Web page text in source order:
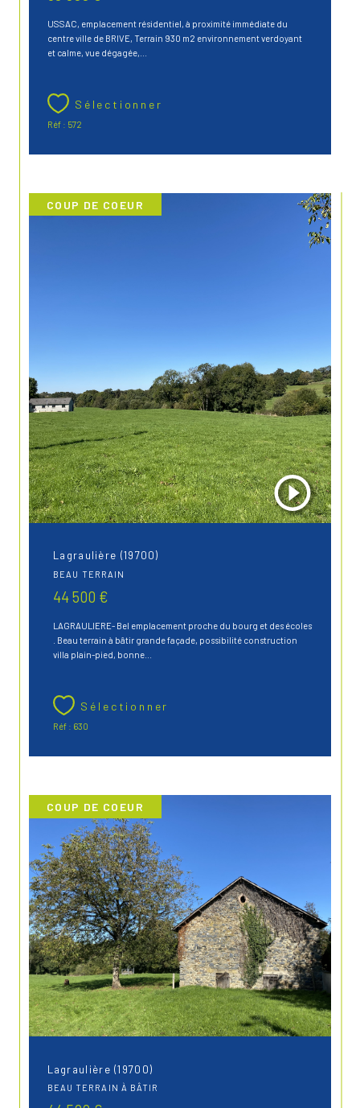
USSAC, emplacement résidentiel, à proximité immédiate du
centre ville de BRIVE, Terrain 930 m2 environnement verdoyant
et calme, vue dégagée,...
Sélectionner
Réf : 572
Lagraulière (19700)
BEAU TERRAIN
44 500 €
LAGRAULIERE- Bel emplacement proche du bourg et des écoles
. Beau terrain à bâtir grande façade, possibilité construction
villa plain-pied, bonne...
Sélectionner
Réf : 630
COUP DE COEUR
Lagraulière (19700)
BEAU TERRAIN À BÂTIR
COUP DE COEUR